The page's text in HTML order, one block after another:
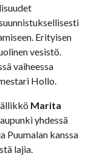
Erityisen
vesistö.
vaiheessa
Hollo.
Marita
yhdessä
Puumalan kanssa
lajia.